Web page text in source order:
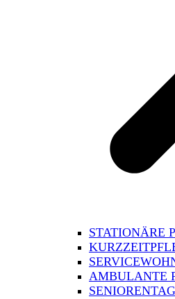
STATIONÄRE
AMBULANTE